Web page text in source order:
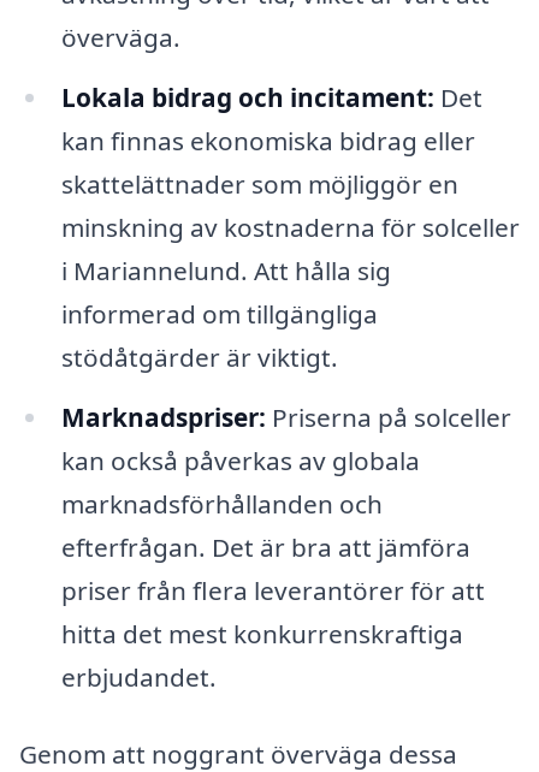
överväga.
Lokala bidrag och incitament: Det
kan finnas ekonomiska bidrag eller
skattelättnader som möjliggör en
minskning av kostnaderna för solceller
i Mariannelund. Att hålla sig
informerad om tillgängliga
stödåtgärder är viktigt.
Marknadspriser: Priserna på solceller
kan också påverkas av globala
marknadsförhållanden och
efterfrågan. Det är bra att jämföra
priser från flera leverantörer för att
hitta det mest konkurrenskraftiga
erbjudandet.
Genom att noggrant överväga dessa